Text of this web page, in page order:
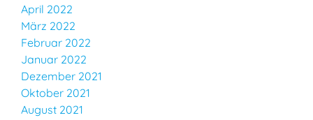
April 2022
März 2022
Februar 2022
Januar 2022
Dezember 2021
Oktober 2021
August 2021